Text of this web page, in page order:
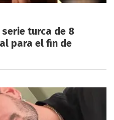
turca de 8
para el fin de